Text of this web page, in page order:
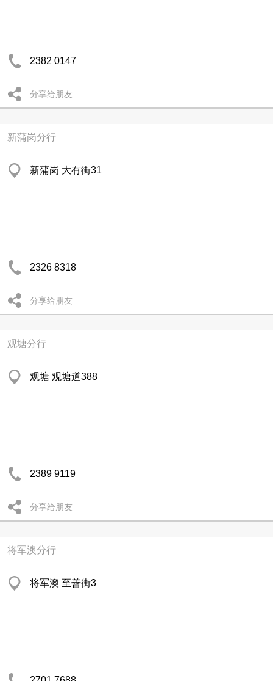
2382 0147
分享给朋友
新蒲岗分行
新蒲岗 大有街31
2326 8318
分享给朋友
观塘分行
观塘 观塘道388
2389 9119
分享给朋友
将军澳分行
将军澳 至善街3